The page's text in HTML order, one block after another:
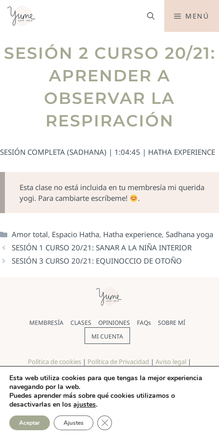
MENÚ
SESIÓN 2 CURSO 20/21:
APRENDER A
OBSERVAR LA
RESPIRACIÓN
SESIÓN COMPLETA (SADHANA) | 1:04:45 | HATHA EXPERIENCE
Esta clase no está incluida en tu membresía mi querida
yogi. Para cambiarte escríbeme!
.
Amor total, Espacio Hatha, Hatha experience, Sadhana yoga
SESIÓN 1 CURSO 20/21: SANAR A LA NIÑA INTERIOR
SESIÓN 3 CURSO 20/21: EQUINOCCIO DE OTOÑO
MEMBRESÍA CLASES OPINIONES FAQs
SOBRE MÍ
MI CUENTA
Política de cookies | Política de Privacidad | Aviso legal |
© Yoga Yume 2026 |
Esta web utiliza cookies para que tengas la mejor experiencia
navegando por la web.
Puedes aprender más sobre qué cookies utilizamos o
desactivarlas en los ajustes.
Aceptar Ajustes CERRAR EL BANNER DE